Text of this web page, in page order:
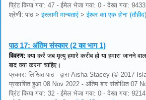
प्रिंट किया गया: 47 - ईमेल भेजा गया: 0 - देखा गया:
श्रेणी: पाठ >इस्लामी मान्यताएं >ईश्वर का एक होना (तौहीद)
पाठ 17: अंतिम संस्कार (2 का भाग 1)
विवरण: क्या करें जब मृत्यु हमारे करीब हो या हमारा जानने
बाद क्या करना चाहिए।
प्रकार: लिखित पाठ - द्वारा Aisha Stacey (© 2017
प्रकाशित हुआ 08 Nov 2022 - अंतिम बार संशोधित 07
प्रिंट किया गया: 32 - ईमेल भेजा गया: 0 - देखा गया: